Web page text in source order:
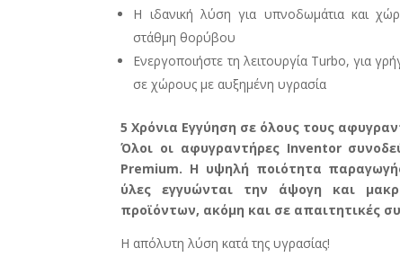
Η ιδανική λύση για υπνοδωμάτια και
στάθμη θορύβου
Ενεργοποιήστε τη λειτουργία Turbo, για
σε χώρους με αυξημένη υγρασία
5 Χρόνια Εγγύηση σε όλους τους
Όλοι οι αφυγραντήρες Inventor
Premium. Η υψηλή ποιότητα
ύλες εγγυώνται την άψογη και
προϊόντων, ακόμη και σε απαιτητικές
Η απόλυτη λύση κατά της υγρασίας!